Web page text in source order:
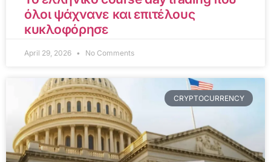
όλοι ψάχνανε και επιτέλους
κυκλοφόρησε
April 29, 2026 No Comments
CRYPTOCURRENCY